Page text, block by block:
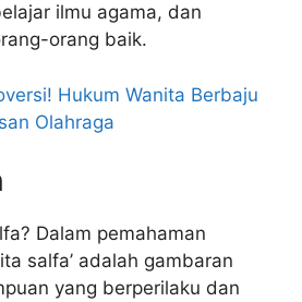
ilmu agama, dan
orang baik.
Hukum Wanita Berbaju
Olahraga
Dalam pemahaman
salfa’ adalah gambaran
yang berperilaku dan